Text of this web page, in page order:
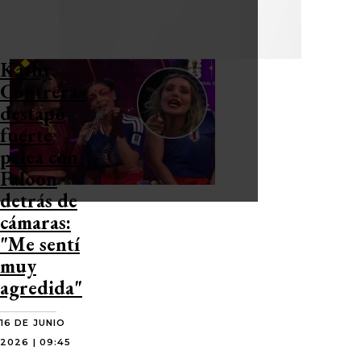
Kathy
Contreras
destapó
fuerte
pelea con
Faloon
detrás de
cámaras:
"Me sentí
muy
agredida"
16 DE JUNIO
2026 | 09:45